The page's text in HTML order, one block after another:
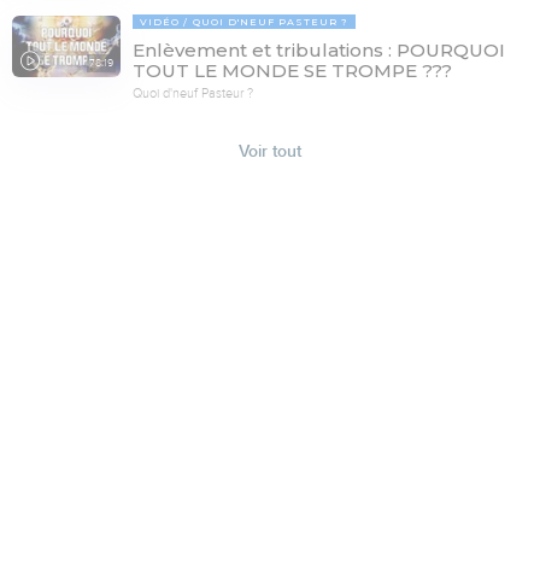
78:19
VIDÉO QUOI D'NEUF PASTEUR ?
Enlèvement et tribulations : POURQUOI
TOUT LE MONDE SE TROMPE ???
Quoi d'neuf Pasteur ?
Voir tout